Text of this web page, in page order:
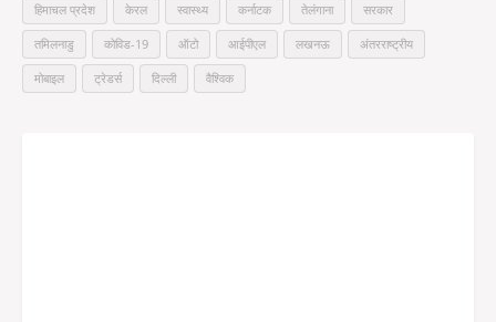
हिमाचल प्रदेश केरल स्वास्थ्य कर्नाटक तेलंगाना सरकार
तमिलनाडु कोविड-19 ऑटो आईपीएल लखनऊ अंतरराष्ट्रीय
मोबाइल ट्रेडर्स दिल्ली वैश्विक